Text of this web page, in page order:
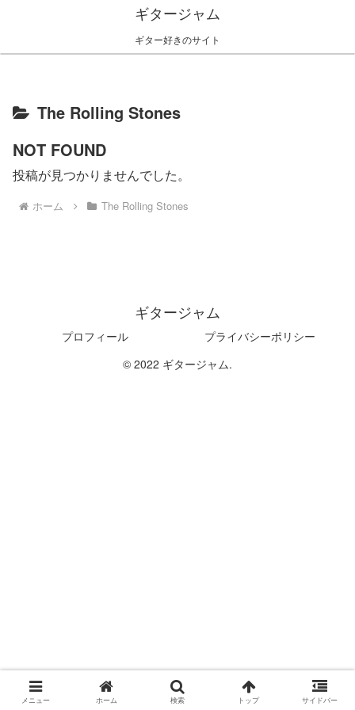
ギタージャム
ギター好きのサイト
The Rolling Stones
NOT FOUND
投稿が見つかりませんでした。
ホーム The Rolling Stones
ギタージャム
プロフィール
プライバシーポリシー
© 2022 ギタージャム.
メニュー ホーム 検索 トップ サイドバー